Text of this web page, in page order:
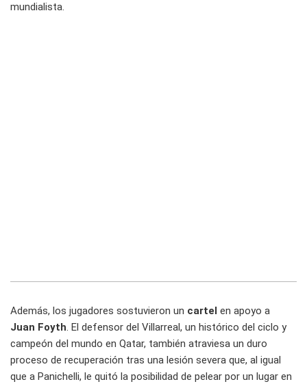
mundialista.
Además, los jugadores sostuvieron un cartel en apoyo a
Juan Foyth. El defensor del Villarreal, un histórico del ciclo y
campeón del mundo en Qatar, también atraviesa un duro
proceso de recuperación tras una lesión severa que, al igual
que a Panichelli, le quitó la posibilidad de pelear por un lugar en